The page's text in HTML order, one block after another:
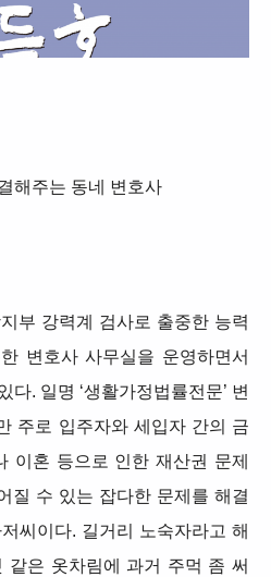
해주는 동네 변호사
부 강력계 검사로 출중한 능력
변호사 사무실을 운영하면서
다. 일명 ‘생활가정법률전문’ 변
주로 입주자와 세입자 간의 금
이혼 등으로 인한 재산권 문제
질 수 있는 잡다한 문제를 해결
씨이다. 길거리 노숙자라고 해
같은 옷차림에 과거 주먹 좀 써